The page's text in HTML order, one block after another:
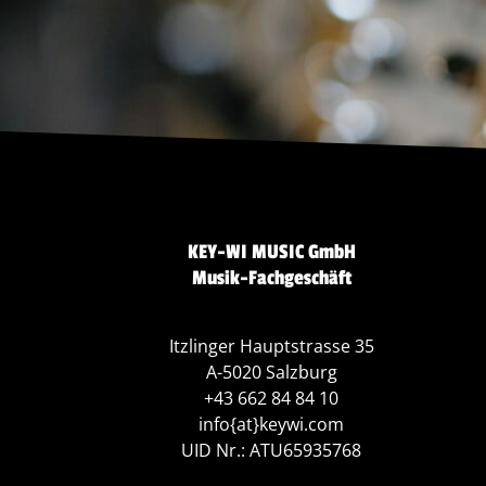
KEY-WI MUSIC GmbH
Musik-Fachgeschäft
Itzlinger Hauptstrasse 35
A-5020 Salzburg
+43 662 84 84 10
info{at}keywi.com
UID Nr.: ATU65935768